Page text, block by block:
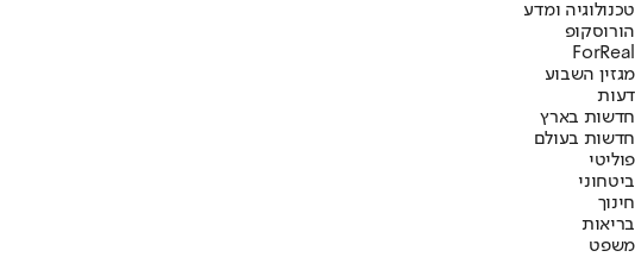
טכנולוגיה ומדע
הורוסקופ
ForReal
מגזין השבוע
דעות
חדשות בארץ
חדשות בעולם
פוליטי
ביטחוני
חינוך
בריאות
משפט